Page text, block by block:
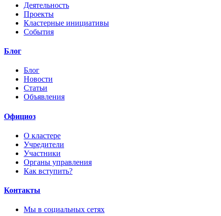
Деятельность
Проекты
Кластерные инициативы
События
Блог
Блог
Новости
Статьи
Объявления
Официоз
О кластере
Учредители
Участники
Органы управления
Как вступить?
Контакты
Мы в социальных сетях